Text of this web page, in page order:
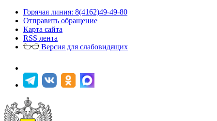
Горячая линия: 8(4162)49-49-80
Отправить обращение
Карта сайта
RSS лента
Версия для слабовидящих